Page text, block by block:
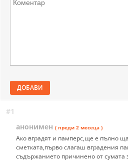
ДОБАВИ
#1
анонимен ( преди 2 месеца )
Ако вградят и памперс,ще е пълно
сметката,първо слагаш вградения
съдържанието причинено от сумата